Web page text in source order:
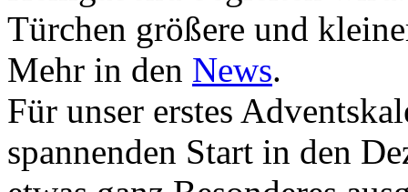
Türchen größere und
Mehr in den News.
Für unser erstes
spannenden Start in den